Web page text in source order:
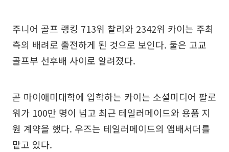
주니어 골프 랭킹 713위 찰리와 2342위 카이는 주최
측의 배려로 출전하게 된 것으로 보인다. 둘은 고교
골프부 선후배 사이로 알려졌다.
곧 마이애미대학에 입학하는 카이는 소셜미디어 팔로
워가 100만 명이 넘고 최근 테일러메이드와 용품 지
원 계약을 했다. 우즈는 테일러메이드의 앰배서더를
맡고 있다.